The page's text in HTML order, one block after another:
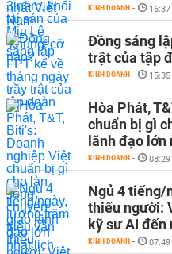
KINH DOANH -
Đồng sáng
trật của tập
KINH DOANH -
Hòa Phát,
chuẩn bị gì
lãnh đạo
KINH DOANH -
Ngủ 4 tiếng/
thiếu người:
kỹ sư AI đến
KINH DOANH -